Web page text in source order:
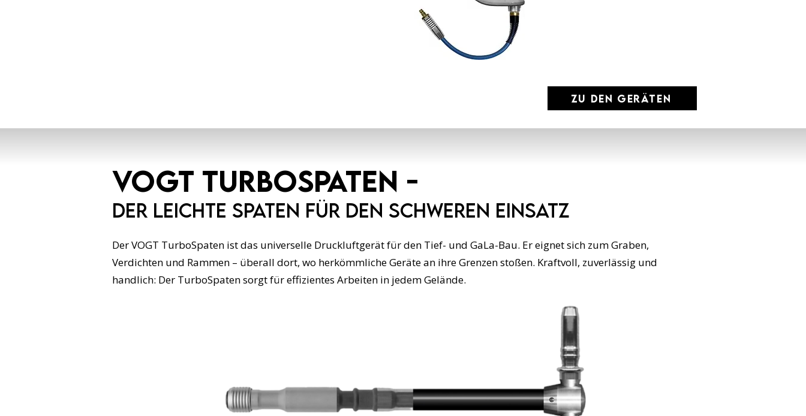
zu den Geräten
VOGT TurboSpaten -
Der Leichte Spaten für den schweren Einsatz
Der VOGT TurboSpaten ist das universelle Druckluftgerät für den Tief- und GaLa-Bau. Er eignet sich zum Graben,
Verdichten und Rammen – überall dort, wo herkömmliche Geräte an ihre Grenzen stoßen. Kraftvoll, zuverlässig und
handlich: Der TurboSpaten sorgt für effizientes Arbeiten in jedem Gelände.